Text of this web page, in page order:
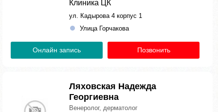
Клиника ЦК
ул. Кадырова 4 корпус 1
Улица Горчакова
Онлайн запись Позвонить
Ляховская Надежда
Георгиевна
Венеролог, дерматолог